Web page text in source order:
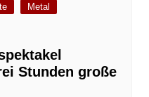
Metal
Stunden große